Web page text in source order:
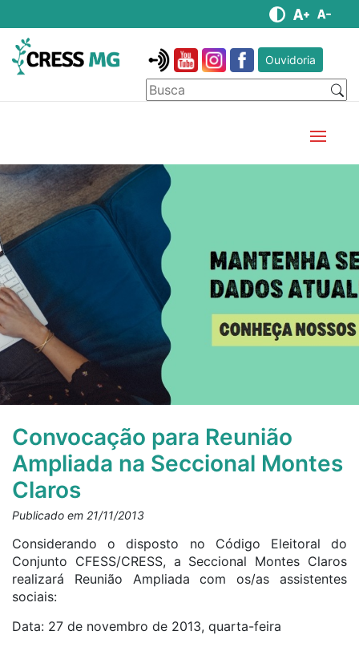
Ouvidoria
Convocação para Reunião
Ampliada na Seccional Montes
Claros
Publicado em 21/11/2013
Considerando o disposto no Código Eleitoral do
Conjunto CFESS/CRESS, a Seccional Montes Claros
realizará Reunião Ampliada com os/as assistentes
sociais:
Data: 27 de novembro de 2013, quarta-feira